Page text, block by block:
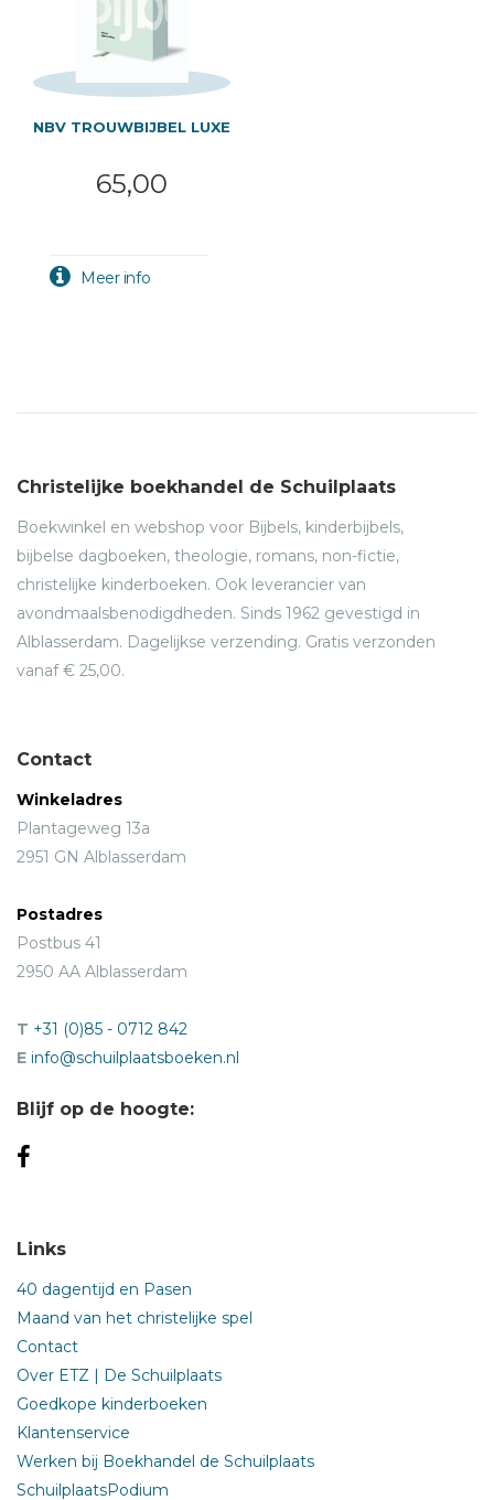
NBV TROUWBIJBEL LUXE
65,00
Christelijke boekhandel de Schuilplaats
Boekwinkel en webshop voor Bijbels, kinderbijbels,
bijbelse dagboeken, theologie, romans, non-fictie,
christelijke kinderboeken. Ook leverancier van
avondmaalsbenodigdheden. Sinds 1962 gevestigd in
Alblasserdam. Dagelijkse verzending. Gratis verzonden
vanaf € 25,00.
Contact
Winkeladres
Plantageweg 13a
2951 GN Alblasserdam
Postadres
Postbus 41
2950 AA Alblasserdam
T +31 (0)85 - 0712 842
E info@schuilplaatsboeken.nl
Blijf op de hoogte:
Links
40 dagentijd en Pasen
Maand van het christelijke spel
Contact
Over ETZ | De Schuilplaats
Goedkope kinderboeken
Klantenservice
Werken bij Boekhandel de Schuilplaats
SchuilplaatsPodium